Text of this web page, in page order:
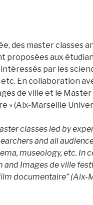
des master classes
proposées aux
par les
En collaboration
de ville et le
» (Aix-Marseille
classes led by
and all
museology, etc. In
and Images de ville
documentaire” (Aix-